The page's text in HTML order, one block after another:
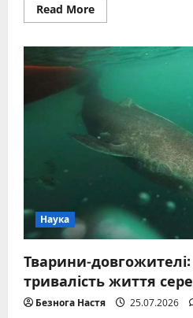
Read MoreRead
more
Гриньків
весною:
чому
Карпат
плутає
прогнози
Наука
Тварини-
тривалість життя
Безнога Настя 25.07.2026